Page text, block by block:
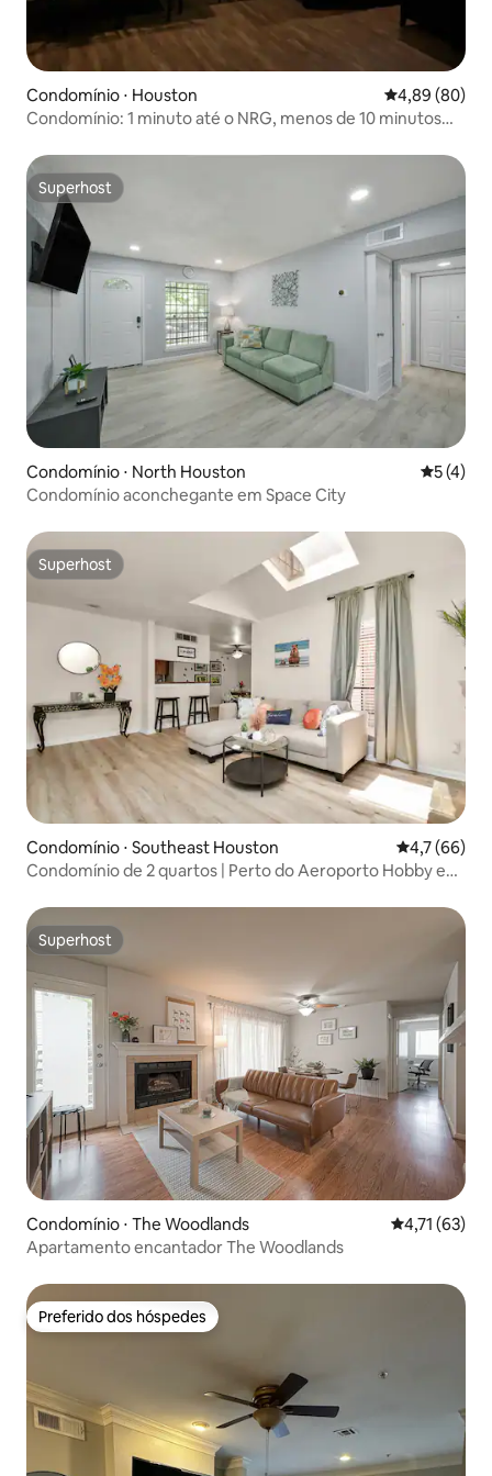
Condomínio ⋅ Houston 4,89 de uma
4,89 (80)
Condomínio: 1 minuto até o NRG, menos de 10 minutos
Superhost
Superhost
Condomínio ⋅ North Houston 5 de
5 (4)
Condomínio aconchegante em Space City
Superhost
Superhost
Condomínio ⋅ Southeast Houston 4,7 de uma
4,7 (66)
Condomínio de 2 quartos | Perto do Aeroporto Hobby e
Superhost
Superhost
Condomínio ⋅ The Woodlands 4,71 de uma
4,71 (63)
Apartamento encantador The Woodlands
Preferido dos hóspedes
Preferido dos hóspedes